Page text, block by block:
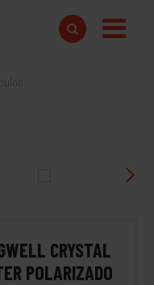
CRYSTAL
POLARIZADO